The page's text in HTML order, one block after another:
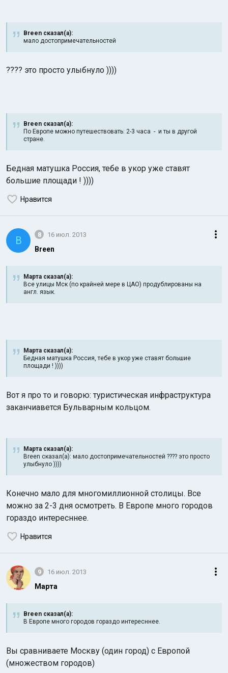
Breen сказал(а):
мало достопримечательностей
???? это просто улыбнуло ))))
Breen сказал(а):
По Европе можно путешествовать: 2-3 часа - и ты в другой
стране.
Бедная матушка Россия, тебе в укор уже ставят
большие площади ! ))))
Нравится
B 8 16 июл. 2013
Breen
Марта сказал(а):
Все улицы Мск (по крайней мере в ЦАО) продублированы на
англ. язык.
Марта сказал(а):
Бедная матушка Россия, тебе в укор уже ставят большие
площади ! ))))
Вот я про то и говорю: туристическая инфраструктура
заканчиавется Бульварным кольцом.
Марта сказал(а):
Breen сказал(а): мало достопримечательностей ???? это просто
улыбнуло ))))
Конечно мало для многомиллионной столицы. Все
можно за 2-3 дня осмотреть. В Европе много городов
гораздо интересннее.
Нравится
9 16 июл. 2013
Марта
Breen сказал(а):
В Европе много городов гораздо интересннее.
Вы сравниваете Москву (один город) с Европой
(множеством городов)